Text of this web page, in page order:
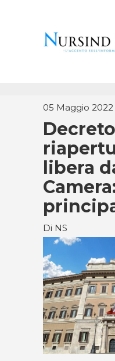
05 Maggio 2022
Decreto
libera
Di NS